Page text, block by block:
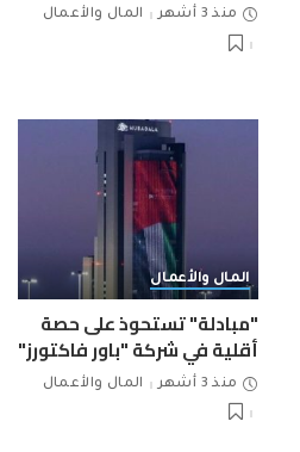
منذ 3 أشهر المال والأعمال
المال والأعمال
"مبادلة" تستحوذ على حصة
أقلية في شركة "باور فاكتورز"
منذ 3 أشهر المال والأعمال